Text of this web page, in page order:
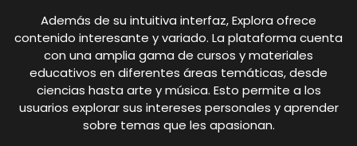
Además de su intuitiva interfaz, Explora ofrece
contenido interesante y variado. La plataforma cuenta
con una amplia gama de cursos y materiales
educativos en diferentes áreas temáticas, desde
ciencias hasta arte y música. Esto permite a los
usuarios explorar sus intereses personales y aprender
sobre temas que les apasionan.